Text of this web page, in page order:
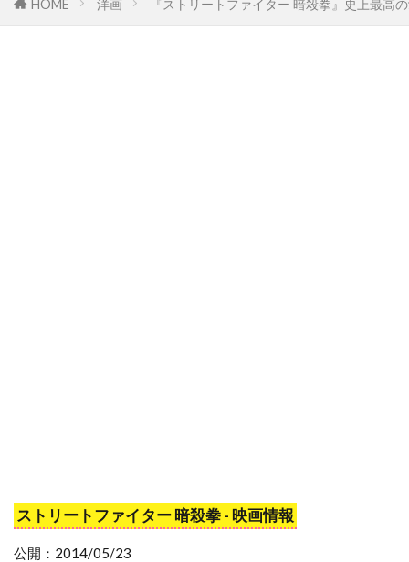
スチュアート・コーエン
HOME 洋画 『ストリートファイター 暗殺拳』史上最高
ストリートファイター 暗殺拳 - 映画情報
公開：2014/05/23